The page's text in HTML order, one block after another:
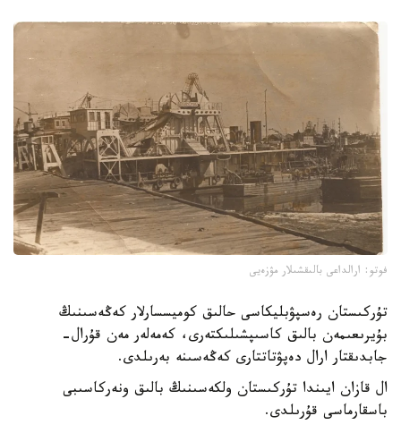
فوتو: ارالداعى بالىقشىلار مۋزەيى
تۇركىستان رەسپۋبليكاسى حالىق كوميسسارلار كەڭەسىنىڭ
بۇيرىعىمەن بالىق كاسىپشىلىكتەرى، كەمەلەر مەن قۇرال-
جابدىقتار ارال دەپۋتاتتارى كەڭەسىنە بەرىلدى.
ال قازان ايىندا تۇركىستان ولكەسىنىڭ بالىق ونەركاسىبى
باسقارماسى قۇرىلدى.